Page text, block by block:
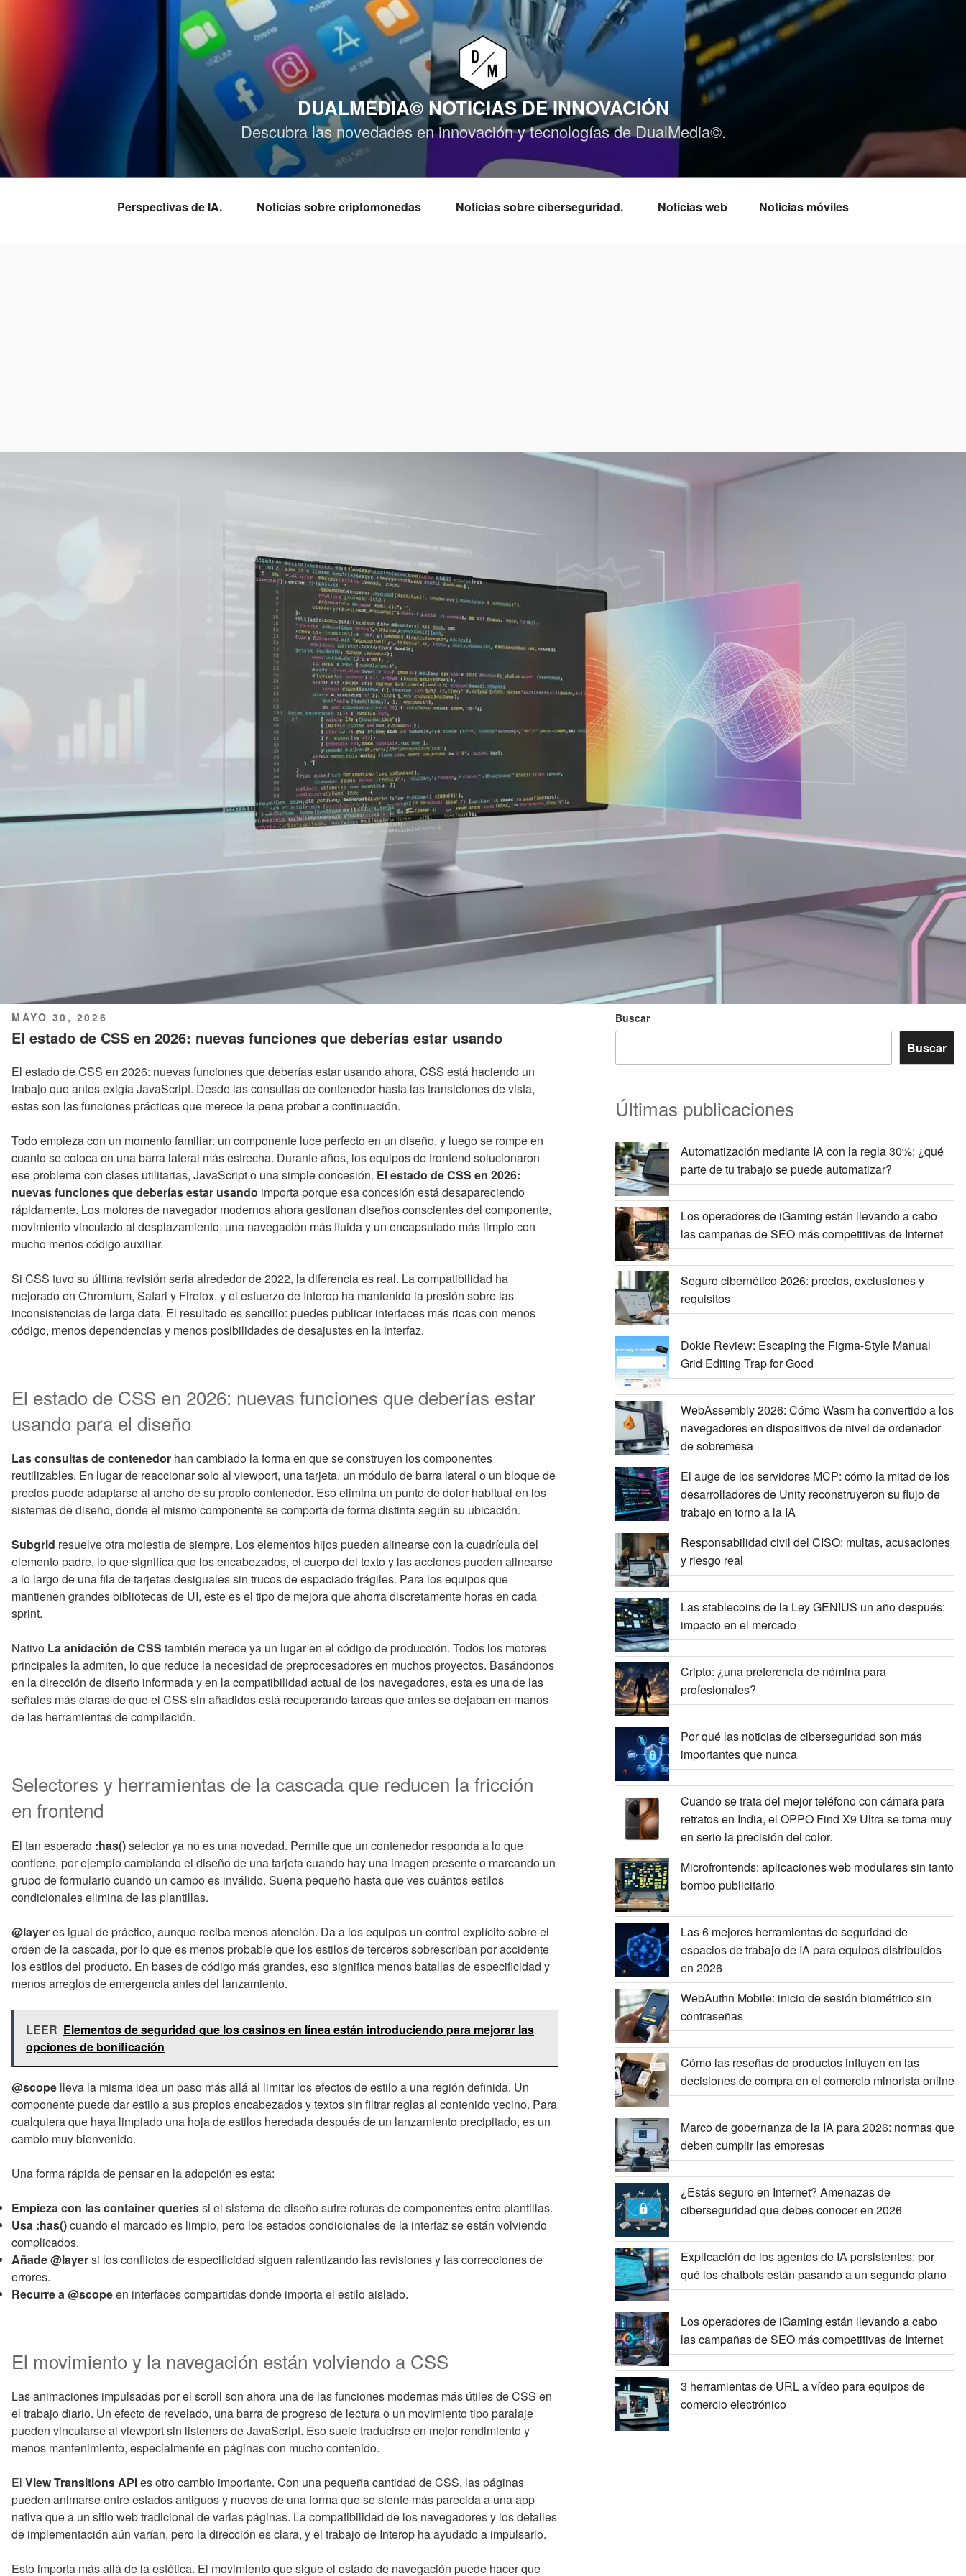
DUALMEDIA© NOTICIAS DE INNOVACIÓN
Descubra las novedades en innovación y tecnologías de DualMedia©.
Perspectivas de IA. Noticias sobre criptomonedas Noticias sobre ciberseguridad. Noticias web Noticias móviles
PUBLICADO
EL
MAYO 30, 2026
El estado de CSS en 2026: nuevas funciones que deberías estar usando
El estado de CSS en 2026: nuevas funciones que deberías estar usando ahora, CSS está haciendo un
trabajo que antes exigía JavaScript. Desde las consultas de contenedor hasta las transiciones de vista,
estas son las funciones prácticas que merece la pena probar a continuación.
Todo empieza con un momento familiar: un componente luce perfecto en un diseño, y luego se rompe en
cuanto se coloca en una barra lateral más estrecha. Durante años, los equipos de frontend solucionaron
ese problema con clases utilitarias, JavaScript o una simple concesión. El estado de CSS en 2026:
nuevas funciones que deberías estar usando importa porque esa concesión está desapareciendo
rápidamente. Los motores de navegador modernos ahora gestionan diseños conscientes del componente,
movimiento vinculado al desplazamiento, una navegación más fluida y un encapsulado más limpio con
mucho menos código auxiliar.
Si CSS tuvo su última revisión seria alrededor de 2022, la diferencia es real. La compatibilidad ha
mejorado en Chromium, Safari y Firefox, y el esfuerzo de Interop ha mantenido la presión sobre las
inconsistencias de larga data. El resultado es sencillo: puedes publicar interfaces más ricas con menos
código, menos dependencias y menos posibilidades de desajustes en la interfaz.
El estado de CSS en 2026: nuevas funciones que deberías estar
usando para el diseño
Las consultas de contenedor han cambiado la forma en que se construyen los componentes
reutilizables. En lugar de reaccionar solo al viewport, una tarjeta, un módulo de barra lateral o un bloque de
precios puede adaptarse al ancho de su propio contenedor. Eso elimina un punto de dolor habitual en los
sistemas de diseño, donde el mismo componente se comporta de forma distinta según su ubicación.
Subgrid resuelve otra molestia de siempre. Los elementos hijos pueden alinearse con la cuadrícula del
elemento padre, lo que significa que los encabezados, el cuerpo del texto y las acciones pueden alinearse
a lo largo de una fila de tarjetas desiguales sin trucos de espaciado frágiles. Para los equipos que
mantienen grandes bibliotecas de UI, este es el tipo de mejora que ahorra discretamente horas en cada
sprint.
Nativo La anidación de CSS también merece ya un lugar en el código de producción. Todos los motores
principales la admiten, lo que reduce la necesidad de preprocesadores en muchos proyectos. Basándonos
en la dirección de diseño informada y en la compatibilidad actual de los navegadores, esta es una de las
señales más claras de que el CSS sin añadidos está recuperando tareas que antes se dejaban en manos
de las herramientas de compilación.
Selectores y herramientas de la cascada que reducen la fricción
en frontend
El tan esperado :has()selector ya no es una novedad. Permite que un contenedor responda a lo que
contiene, por ejemplo cambiando el diseño de una tarjeta cuando hay una imagen presente o marcando un
grupo de formulario cuando un campo es inválido. Suena pequeño hasta que ves cuántos estilos
condicionales elimina de las plantillas.
@layeres igual de práctico, aunque reciba menos atención. Da a los equipos un control explícito sobre el
orden de la cascada, por lo que es menos probable que los estilos de terceros sobrescriban por accidente
los estilos del producto. En bases de código más grandes, eso significa menos batallas de especificidad y
menos arreglos de emergencia antes del lanzamiento.
LEER Elementos de seguridad que los casinos en línea están introduciendo para mejorar las
opciones de bonificación
@scope lleva la misma idea un paso más allá al limitar los efectos de estilo a una región definida. Un
componente puede dar estilo a sus propios encabezados y textos sin filtrar reglas al contenido vecino. Para
cualquiera que haya limpiado una hoja de estilos heredada después de un lanzamiento precipitado, es un
cambio muy bienvenido.
Una forma rápida de pensar en la adopción es esta:
Empieza con las container queriessi el sistema de diseño sufre roturas de componentes entre plantillas.
Usa :has()cuando el marcado es limpio, pero los estados condicionales de la interfaz se están volviendo
complicados.
Añade @layersi los conflictos de especificidad siguen ralentizando las revisiones y las correcciones de
errores.
Recurre a @scopeen interfaces compartidas donde importa el estilo aislado.
El movimiento y la navegación están volviendo a CSS
Las animaciones impulsadas por el scroll son ahora una de las funciones modernas más útiles de CSS en
el trabajo diario. Un efecto de revelado, una barra de progreso de lectura o un movimiento tipo paralaje
pueden vincularse al viewport sin listeners de JavaScript. Eso suele traducirse en mejor rendimiento y
menos mantenimiento, especialmente en páginas con mucho contenido.
El View Transitions APIes otro cambio importante. Con una pequeña cantidad de CSS, las páginas
pueden animarse entre estados antiguos y nuevos de una forma que se siente más parecida a una app
nativa que a un sitio web tradicional de varias páginas. La compatibilidad de los navegadores y los detalles
de implementación aún varían, pero la dirección es clara, y el trabajo de Interop ha ayudado a impulsarlo.
Esto importa más allá de la estética. El movimiento que sigue el estado de navegación puede hacer que
Buscar
Buscar
Últimas publicaciones
Automatización mediante IA con la regla 30%: ¿qué
parte de tu trabajo se puede automatizar?
Los operadores de iGaming están llevando a cabo
las campañas de SEO más competitivas de Internet
Seguro cibernético 2026: precios, exclusiones y
requisitos
Dokie Review: Escaping the Figma-Style Manual
Grid Editing Trap for Good
WebAssembly 2026: Cómo Wasm ha convertido a los
navegadores en dispositivos de nivel de ordenador
de sobremesa
El auge de los servidores MCP: cómo la mitad de los
desarrolladores de Unity reconstruyeron su flujo de
trabajo en torno a la IA
Responsabilidad civil del CISO: multas, acusaciones
y riesgo real
Las stablecoins de la Ley GENIUS un año después:
impacto en el mercado
Cripto: ¿una preferencia de nómina para
profesionales?
Por qué las noticias de ciberseguridad son más
importantes que nunca
Cuando se trata del mejor teléfono con cámara para
retratos en India, el OPPO Find X9 Ultra se toma muy
en serio la precisión del color.
Microfrontends: aplicaciones web modulares sin tanto
bombo publicitario
Las 6 mejores herramientas de seguridad de
espacios de trabajo de IA para equipos distribuidos
en 2026
WebAuthn Mobile: inicio de sesión biométrico sin
contraseñas
Cómo las reseñas de productos influyen en las
decisiones de compra en el comercio minorista online
Marco de gobernanza de la IA para 2026: normas que
deben cumplir las empresas
¿Estás seguro en Internet? Amenazas de
ciberseguridad que debes conocer en 2026
Explicación de los agentes de IA persistentes: por
qué los chatbots están pasando a un segundo plano
Los operadores de iGaming están llevando a cabo
las campañas de SEO más competitivas de Internet
3 herramientas de URL a vídeo para equipos de
comercio electrónico